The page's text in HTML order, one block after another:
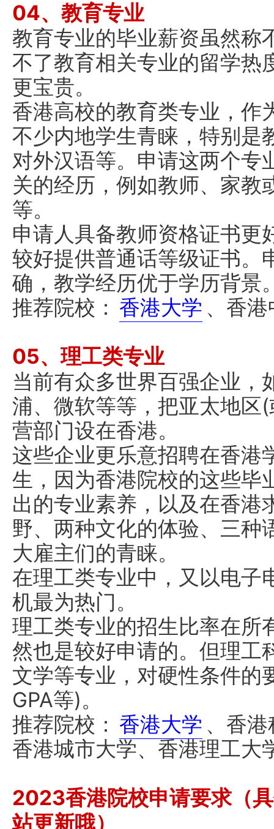
04、教育专业
教育专业的毕业薪资虽然称
不了教育相关专业的留学热
更宝贵。
香港高校的教育类专业，作
不少内地学生青睐，特别是
对外汉语等。申请这两个专
关的经历，例如教师、家教
等。
申请人具备教师资格证书更
较好提供普通话等级证书。
确，教学经历优于学历背景
推荐院校： 香港大学 、香
05、理工类专业
当前有众多世界百强企业，
浦、微软等等，把亚太地区
营部门设在香港。
这些企业更乐意招聘在香港
生，因为香港院校的这些毕
出的专业素养，以及在香港
野、两种文化的体验、三种
大雇主们的青睐。
在理工类专业中，又以电子
机最为热门。
理工类专业的招生比率在所
然也是较好申请的。但理工
文学等专业，对硬性条件的
GPA等)。
推荐院校： 香港大学 、香
香港城市大学、香港理工大
2023香港院校申请要求（
站更新哦）